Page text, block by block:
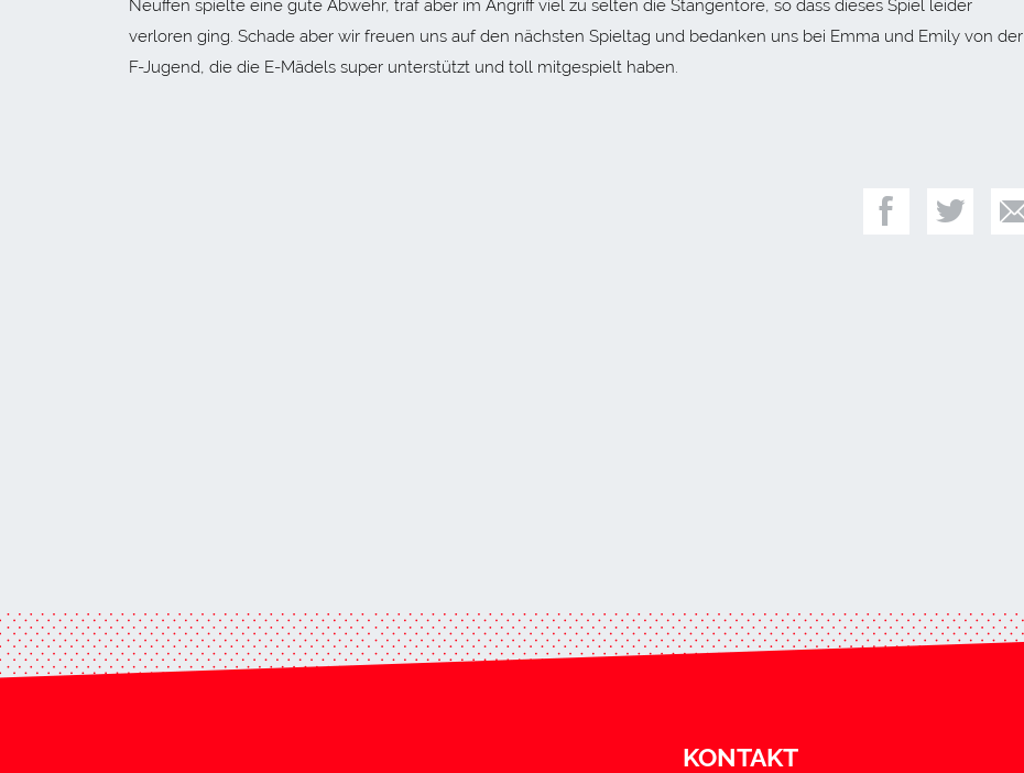
Neuffen spielte eine gute Abwehr, traf aber im Angriff viel zu selten die Stangentore, so dass dieses Spiel leider
verloren ging. Schade aber wir freuen uns auf den nächsten Spieltag und bedanken uns bei Emma und Emily von der
F-Jugend, die die E-Mädels super unterstützt und toll mitgespielt haben.
KONTAKT